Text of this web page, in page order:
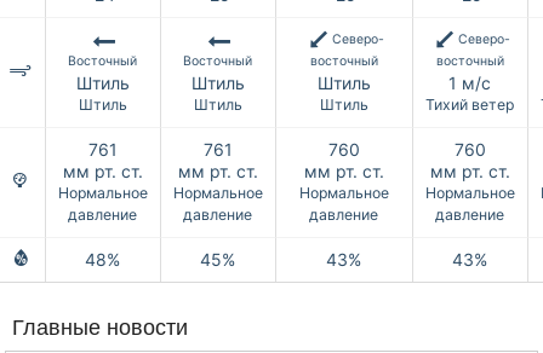
Восточный
Штиль
Штиль
Восточный
Штиль
Штиль
Северо-
восточный
Штиль
Штиль
Северо-
восточный
1 м/с
Тихий ветер
761
мм рт. ст.
Нормальное
давление
761
мм рт. ст.
Нормальное
давление
760
мм рт. ст.
Нормальное
давление
760
мм рт. ст.
Нормальное
давление
48% 45% 43% 43%
Главные новости